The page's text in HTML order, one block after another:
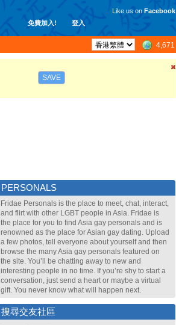
免費加入! 登入
Like us on Facebook
4,671
SAVE
PERSONALS
Fridae Personals is the place to meet, chat, interact,
and flirt with other LGBT people in Asia. Fridae is
the place for you to find Asia gay personals and is
renowned as the place for Asian gay dating. Upload
a few photos, tell everyone about yourself and then
browse the many Asia gay personals featured on
the site. You’ll be chatting away to new and
interesting people in no time. If you’re shy to start a
conversation, just send a heart or maybe a virtual
gift. You never know what will happen next.
搜尋交友社區